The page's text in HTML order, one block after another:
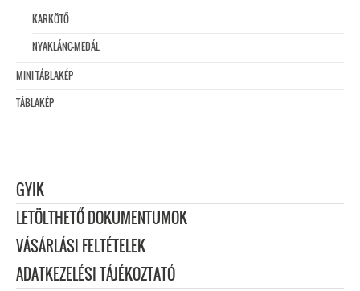
KARKÖTŐ
NYAKLÁNC-MEDÁL
MINI TÁBLAKÉP
TÁBLAKÉP
GYIK
LETÖLTHETŐ DOKUMENTUMOK
VÁSÁRLÁSI FELTÉTELEK
ADATKEZELÉSI TÁJÉKOZTATÓ